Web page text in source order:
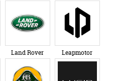
Land Rover Leapmotor